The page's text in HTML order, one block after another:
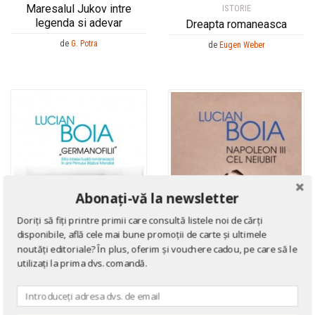
Gheorghe Musu
Giuliano Bonfante
Gordon Thomas
Guy Testas
Hadrian Daicoviciu
Hans Sedlmayr
Harald Zimmermann
Heinrich Schliemann
Helen Airy
Hendrik Van Loon
Hendrik Willem van Loon
Maresalul Jukov intre
legenda si adevar
de G. Potra
ISTORIE
Dreapta romaneasca
de Eugen Weber
ISTORIE
Gheorghe Musu
Giuliano Bonfante
Gordon Thomas
Guy Testas
Hadrian Daicoviciu
Hans Sedlmayr
Harald Zimmermann
Heinrich Schliemann
Helen Airy
Hendrik Van Loon
Hendrik Willem van Loon
Abonați-vă la newsletter
Doriți să fiți printre primii care consultă listele noi de cărți
disponibile, află cele mai bune promoții de carte și ultimele
noutăți editoriale? În plus, oferim și vouchere cadou, pe care să le
utilizați la prima dvs. comandă.